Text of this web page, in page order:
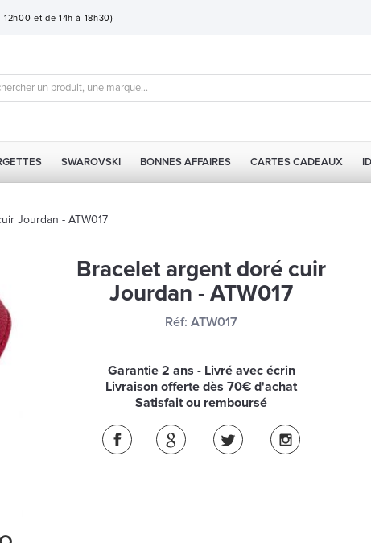
et de 14h à 18h30)
SWAROVSKI BONNES AFFAIRES CARTES CADEAUX
Jourdan - ATW017
Bracelet argent doré cuir
Jourdan - ATW017
Réf: ATW017
Garantie 2 ans - Livré avec écrin
Livraison offerte dès 70€ d'achat
Satisfait ou remboursé